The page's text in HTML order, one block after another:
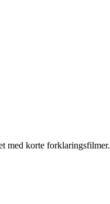
med korte forklaringsfilmer.